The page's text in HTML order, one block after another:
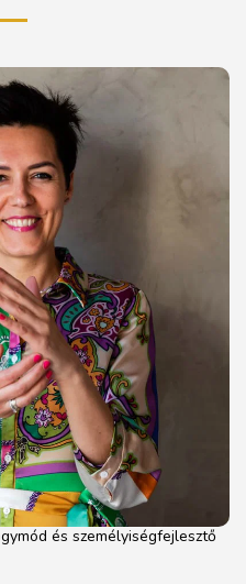
és személyiségfejlesztő